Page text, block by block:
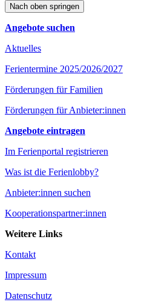
Nach oben springen
Angebote suchen
Aktuelles
Ferientermine 2025/2026/2027
Förderungen für Familien
Förderungen für Anbieter:innen
Angebote eintragen
Im Ferienportal registrieren
Was ist die Ferienlobby?
Anbieter:innen suchen
Kooperationspartner:innen
Weitere Links
Kontakt
Impressum
Datenschutz